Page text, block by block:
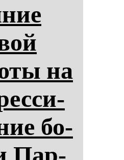
на
бо­